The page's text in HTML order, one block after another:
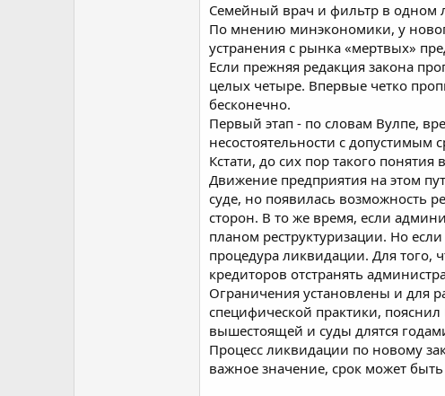
Семейный врач и фильтр в одном
По мнению минэкономики, у
устранения с рынка «мертвых»
Если прежняя редакция закона
целых четыре. Впервые четко
бесконечно.
Первый этап - по словам Вулпе,
несостоятельности с допустимым
Кстати, до сих пор такого
Движение предприятия на этом
суде, но появилась возможность
сторон. В то же время, если
планом реструктуризации. Но
процедура ликвидации. Для того,
кредиторов отстранять
Ограничения установлены и для
специфической практики,
вышестоящей и суды длятся
Процесс ликвидации по новому
важное значение, срок может